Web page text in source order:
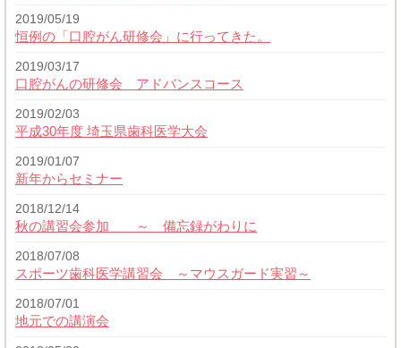
2019/05/19
恒例の「口腔がん研修会」に行ってきた。
2019/03/17
口腔がんの研修会 アドバンスコース
2019/02/03
平成30年度 埼玉県歯科医学大会
2019/01/07
新年からセミナー
2018/12/14
秋の講習会参加 ～ 備忘録がわりに
2018/07/08
スポーツ歯科医学講習会 ～マウスガード実習～
2018/07/01
地元での講演会